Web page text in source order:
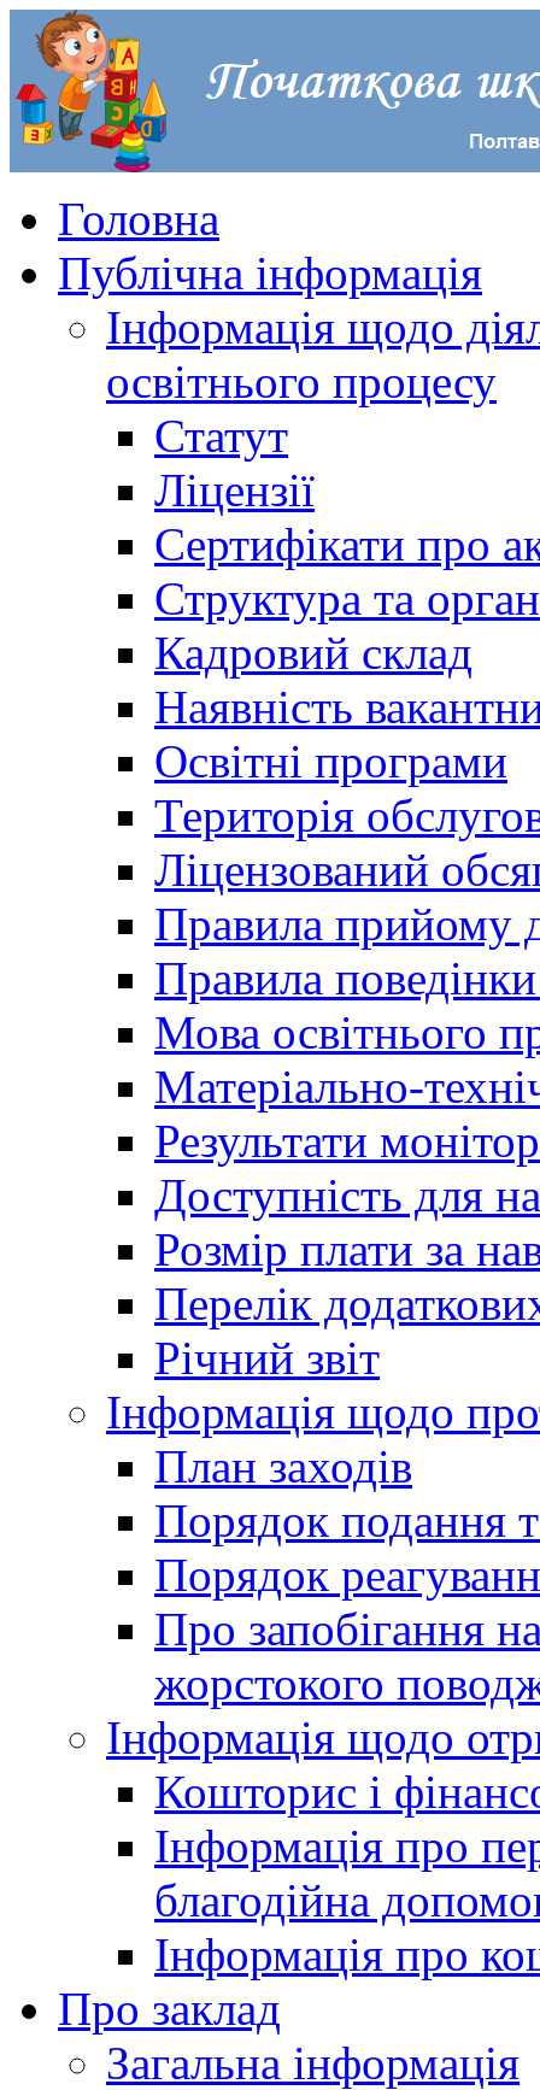
Головна
Публічна інформація
Інформація щодо
освітнього процесу
Статут
Ліцензії
Сертифікати про
Структура та
Кадровий склад
Наявність
Освітні програми
Територія
Ліцензований
Правила прийому
Правила
Мова освітнього
Матеріально-
Результати
Доступність для
Розмір плати за
Перелік
Річний звіт
Інформація щодо
План заходів
Порядок подання
Порядок
Про запобігання
жорстокого
Інформація щодо
Кошторис і
Інформація про
благодійна
Інформація про
Про заклад
Загальна інформація